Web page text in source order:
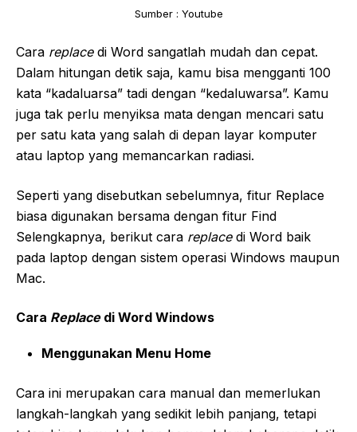
Sumber : Youtube
Cara replace di Word sangatlah mudah dan cepat.
Dalam hitungan detik saja, kamu bisa mengganti 100
kata “kadaluarsa” tadi dengan “kedaluwarsa”. Kamu
juga tak perlu menyiksa mata dengan mencari satu
per satu kata yang salah di depan layar komputer
atau laptop yang memancarkan radiasi.
Seperti yang disebutkan sebelumnya, fitur Replace
biasa digunakan bersama dengan fitur Find
Selengkapnya, berikut cara replace di Word baik
pada laptop dengan sistem operasi Windows maupun
Mac.
Cara Replacedi Word Windows
Menggunakan Menu Home
Cara ini merupakan cara manual dan memerlukan
langkah-langkah yang sedikit lebih panjang, tetapi